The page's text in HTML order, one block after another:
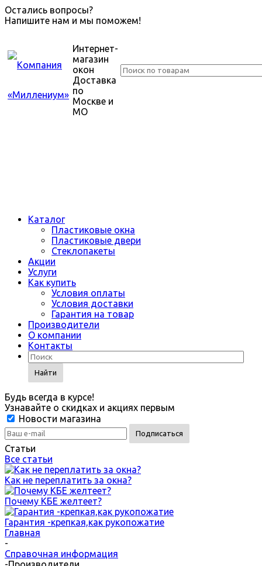
Остались вопросы?
Напишите нам и мы поможем!
Интернет-
магазин
окон
Доставка
по
Москве и
МО
Каталог
Пластиковые окна
Пластиковые двери
Стеклопакеты
Акции
Услуги
Как купить
Условия оплаты
Условия доставки
Гарантия на товар
Производители
О компании
Контакты
Найти
Будь всегда в курсе!
Узнавайте о скидках и акциях первым
Новости магазина
Статьи
Все статьи
Как не переплатить за окна?
Почему КБЕ желтеет?
Гарантия -крепкая,как рукопожатие
Главная
-
Справочная информация